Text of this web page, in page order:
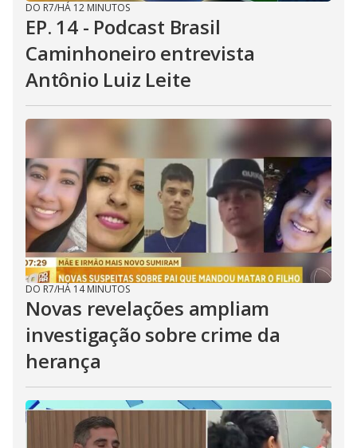
DO R7/HÁ 12 MINUTOS
EP. 14 - Podcast Brasil
Caminhoneiro entrevista
Antônio Luiz Leite
DO R7/HÁ 14 MINUTOS
Novas revelações ampliam
investigação sobre crime da
herança